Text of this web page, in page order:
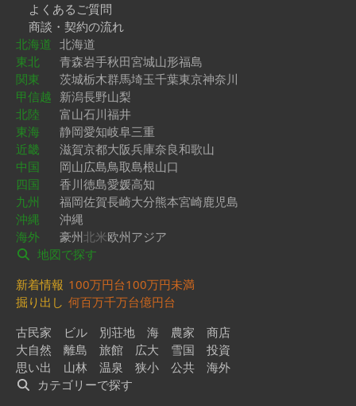
よくあるご質問
商談・契約の流れ
北海道 北海道
東北
青森岩手秋田宮城山形福島
関東
茨城栃木群馬埼玉千葉東京神奈川
甲信越 新潟長野山梨
北陸
富山石川福井
東海
静岡愛知岐阜三重
近畿
滋賀京都大阪兵庫奈良和歌山
中国
岡山広島鳥取島根山口
四国
香川徳島愛媛高知
九州
福岡佐賀長崎大分熊本宮崎鹿児島
沖縄
沖縄
海外
豪州北米欧州アジア
地図で探す
新着情報 100万円台100万円未満
掘り出し 何百万千万台億円台
古民家
ビル 別荘地 海 農家
商店
大自然
離島 旅館 広大 雪国
投資
思い出
山林 温泉 狭小 公共
海外
カテゴリーで探す